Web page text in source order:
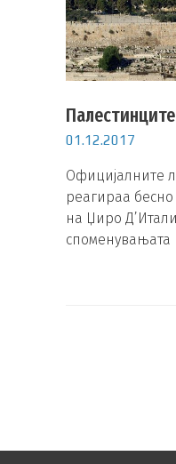
01.12.2017
Официјалните
реагираа
на Џиро
споменувањата